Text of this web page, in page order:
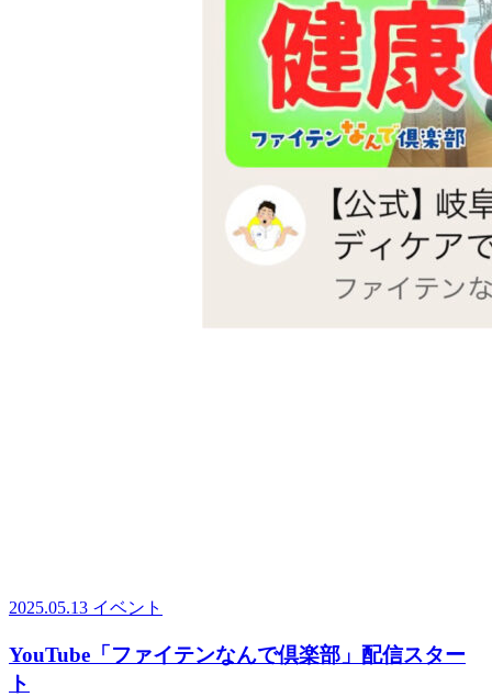
2025.05.13 イベント
YouTube「ファイテンなんで倶楽部」配信スター
ト